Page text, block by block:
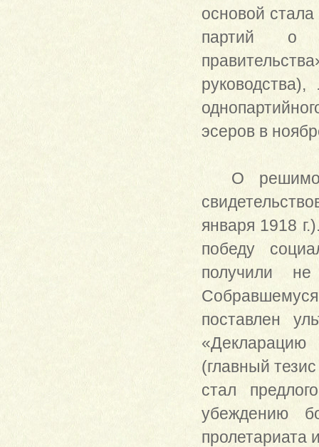
основой
партий о
эсеров в
О
января 1918
победу
получили
поставлен
«Декларацию
(главный
стал
убеждению
пролетариата